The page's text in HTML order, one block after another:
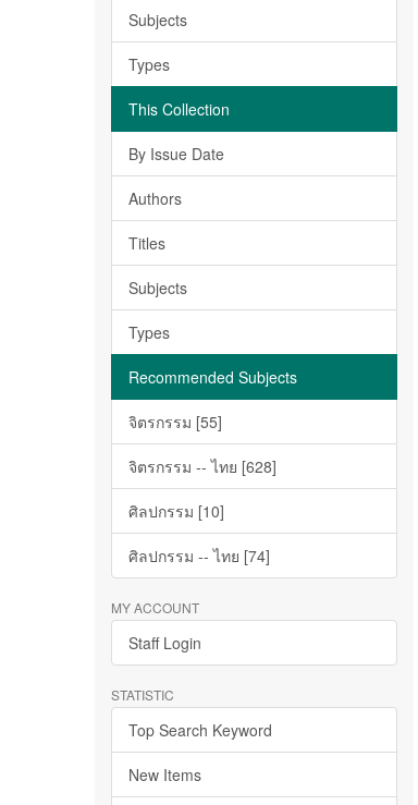
Subjects
Types
This Collection
By Issue Date
Authors
Titles
Subjects
Types
Recommended Subjects
จิตรกรรม [55]
จิตรกรรม -- ไทย [628]
ศิลปกรรม [10]
ศิลปกรรม -- ไทย [74]
MY ACCOUNT
Staff Login
STATISTIC
Top Search Keyword
New Items